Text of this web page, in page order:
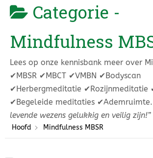
Categorie -
Mindfulness
Lees op onze kennisbank meer over
✔︎MBSR ✔︎MBCT ✔︎VMBN ✔︎Bodyscan
✔︎Herbergmeditatie ✔︎Rozijnmeditatie
✔︎Begeleide meditaties ✔︎Ademruimte.
levende wezens gelukkig en veilig zijn!”
Hoofd Mindfulness MBSR